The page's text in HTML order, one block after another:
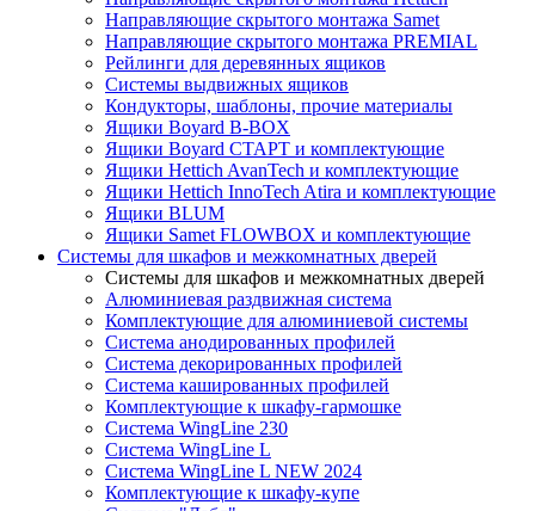
Направляющие скрытого монтажа Samet
Направляющие скрытого монтажа PREMIAL
Рейлинги для деревянных ящиков
Системы выдвижных ящиков
Кондукторы, шаблоны, прочие материалы
Ящики Boyard B-BOX
Ящики Boyard СТАРТ и комплектующие
Ящики Hettich AvanTech и комплектующие
Ящики Hettich InnoTech Atira и комплектующие
Ящики BLUM
Ящики Samet FLOWBOX и комплектующие
Системы для шкафов и межкомнатных дверей
Системы для шкафов и межкомнатных дверей
Алюминиевая раздвижная система
Комплектующие для алюминиевой системы
Система анодированных профилей
Система декорированных профилей
Система кашированных профилей
Комплектующие к шкафу-гармошке
Система WingLine 230
Система WingLine L
Система WingLine L NEW 2024
Комплектующие к шкафу-купе